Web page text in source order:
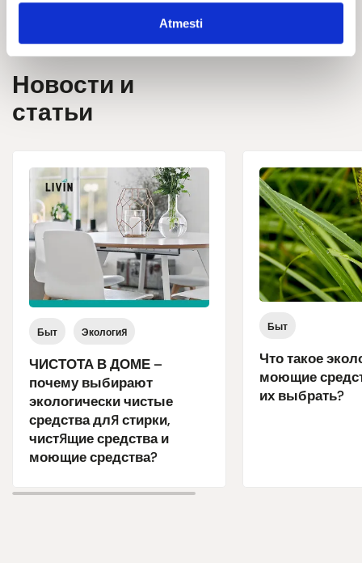
Atmesti
Новости и
статьи
Быт Экология
ЧИСТОТА В ДОМЕ –
почему выбирают
экологически чистые
средства для стирки,
чистящие средства и
моющие средства?
Быт
Что такое
моющие
их выбрать?